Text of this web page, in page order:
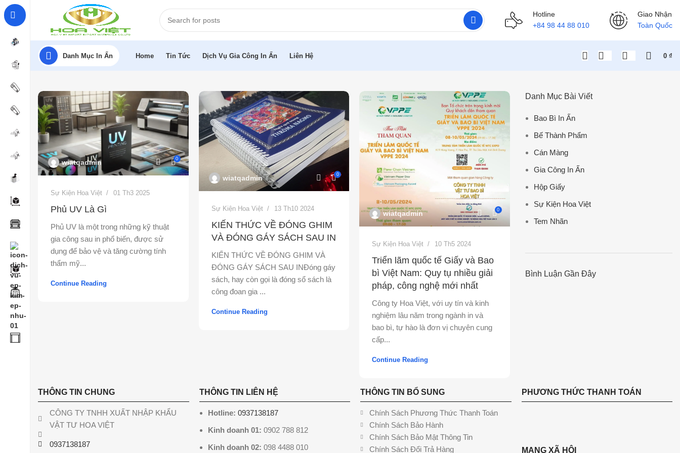
Hotline
+84 98 44 88 010
Giao Nhận
Toàn Quốc
Danh Mục In Ấn Home Tin Tức Dịch Vụ Gia Công In Ấn Liên Hệ 0 ₫
wiatqadmin 0
Sự Kiện Hoa Việt 01 Th3 2025
Phủ UV Là Gì
Phủ UV là một trong những kỹ thuật
gia công sau in phổ biến, được sử
dụng để bảo vệ và tăng cường tính
thẩm mỹ...
Continue Reading
wiatqadmin 0
Sự Kiện Hoa Việt 13 Th10 2024
KIẾN THỨC VỀ ĐÓNG GHIM
VÀ ĐÓNG GÁY SÁCH SAU IN
KIẾN THỨC VỀ ĐÓNG GHIM VÀ
ĐÓNG GÁY SÁCH SAU INĐóng gáy
sách, hay còn gọi là đóng sổ sách là
công đoan gia ...
Continue Reading
wiatqadmin 0
Sự Kiện Hoa Việt 10 Th5 2024
Triển lãm quốc tế Giấy và Bao
bì Việt Nam: Quy tụ nhiều giải
pháp, công nghệ mới nhất
Công ty Hoa Việt, với uy tín và kinh
nghiệm lâu năm trong ngành in và
bao bì, tự hào là đơn vị chuyên cung
cấp...
Continue Reading
Danh Mục Bài Viết
Bao Bì In Ấn
Bế Thành Phẩm
Cán Màng
Gia Công In Ấn
Hộp Giấy
Sự Kiện Hoa Việt
Tem Nhãn
Bình Luận Gần Đây
THÔNG TIN CHUNG
CÔNG TY TNHH XUẤT NHẬP KHẨU
VẬT TƯ HOA VIỆT
0937138187
THÔNG TIN LIÊN HỆ
Hotline: 0937138187
Kinh doanh 01: 0902 788 812
Kinh doanh 02: 098 4488 010
THÔNG TIN BỔ SUNG
Chính Sách Phương Thức Thanh Toán
Chính Sách Bảo Hành
Chính Sách Bảo Mật Thông Tin
Chính Sách Đổi Trả Hàng
PHƯƠNG THỨC THANH TOÁN
MẠNG XÃ HỘI